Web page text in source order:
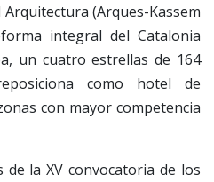
(Arques-Kassem
integral del Catalonia
un cuatro estrellas de 164
como hotel de
con mayor competencia
la XV convocatoria de los